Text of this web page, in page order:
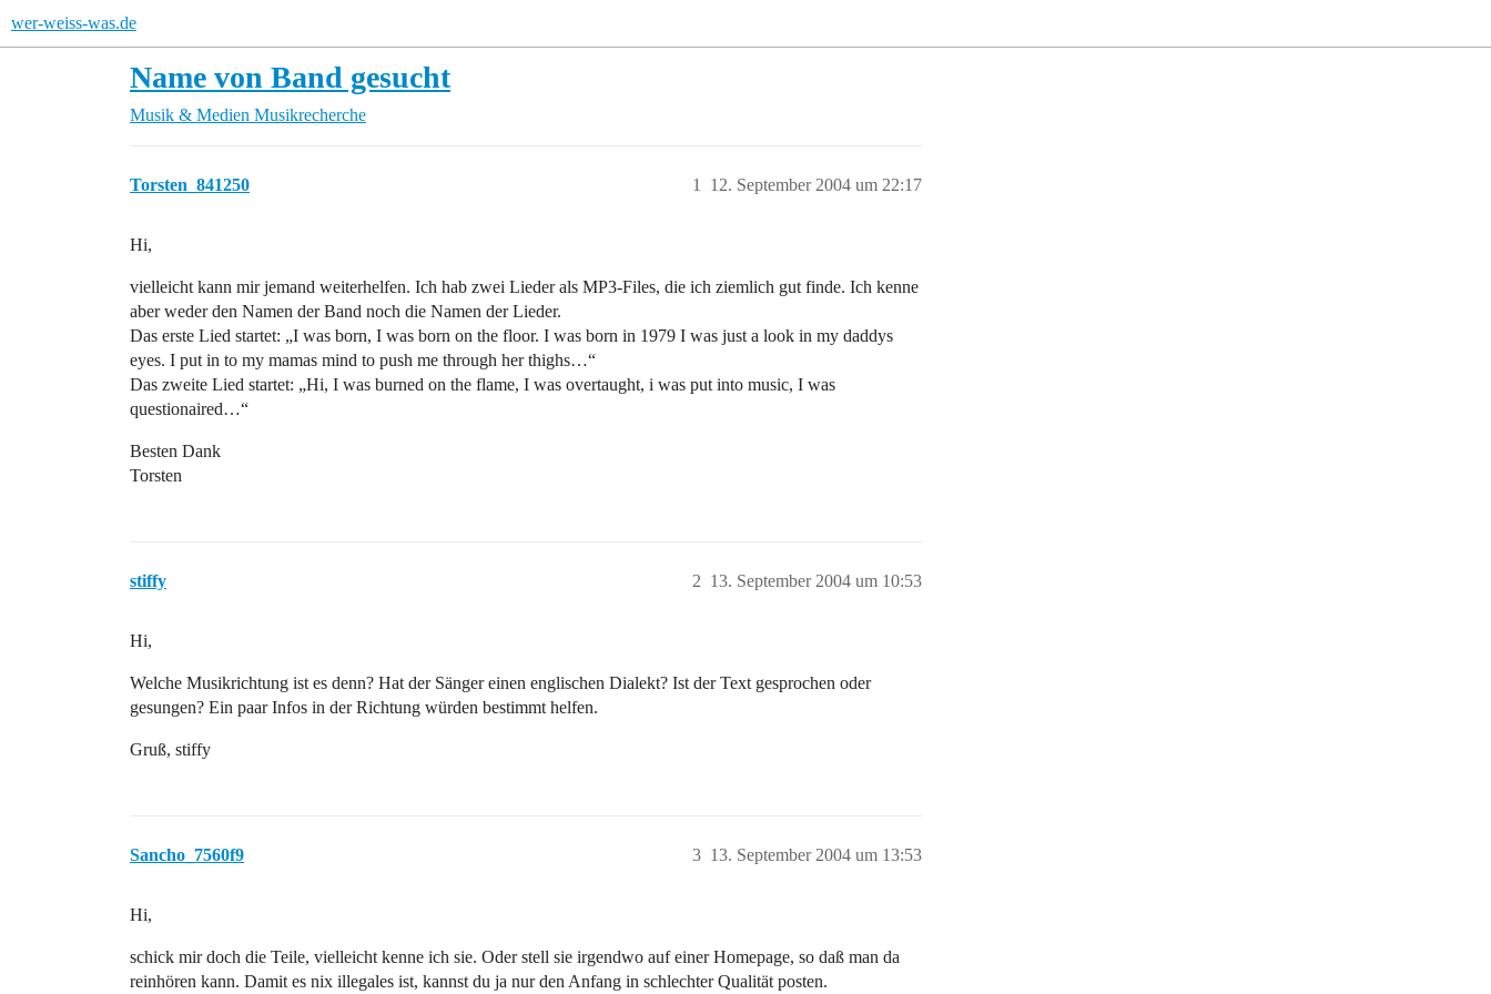
wer-weiss-was.de
Name von Band gesucht
Musik & Medien Musikrecherche
Torsten_841250 12. September 2004 um 22:17
1
Hi,
vielleicht kann mir jemand weiterhelfen. Ich hab zwei Lieder als MP3-Files, die ich ziemlich gut finde. Ich kenne
aber weder den Namen der Band noch die Namen der Lieder.
Das erste Lied startet: „I was born, I was born on the floor. I was born in 1979 I was just a look in my daddys
eyes. I put in to my mamas mind to push me through her thighs…“
Das zweite Lied startet: „Hi, I was burned on the flame, I was overtaught, i was put into music, I was
questionaired…“
Besten Dank
Torsten
stiffy 13. September 2004 um 10:53
2
Hi,
Welche Musikrichtung ist es denn? Hat der Sänger einen englischen Dialekt? Ist der Text gesprochen oder
gesungen? Ein paar Infos in der Richtung würden bestimmt helfen.
Gruß, stiffy
Sancho_7560f9 13. September 2004 um 13:53
3
Hi,
schick mir doch die Teile, vielleicht kenne ich sie. Oder stell sie irgendwo auf einer Homepage, so daß man da
reinhören kann. Damit es nix illegales ist, kannst du ja nur den Anfang in schlechter Qualität posten.